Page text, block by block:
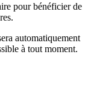
pour bénéficier de
automatiquement
à tout moment.